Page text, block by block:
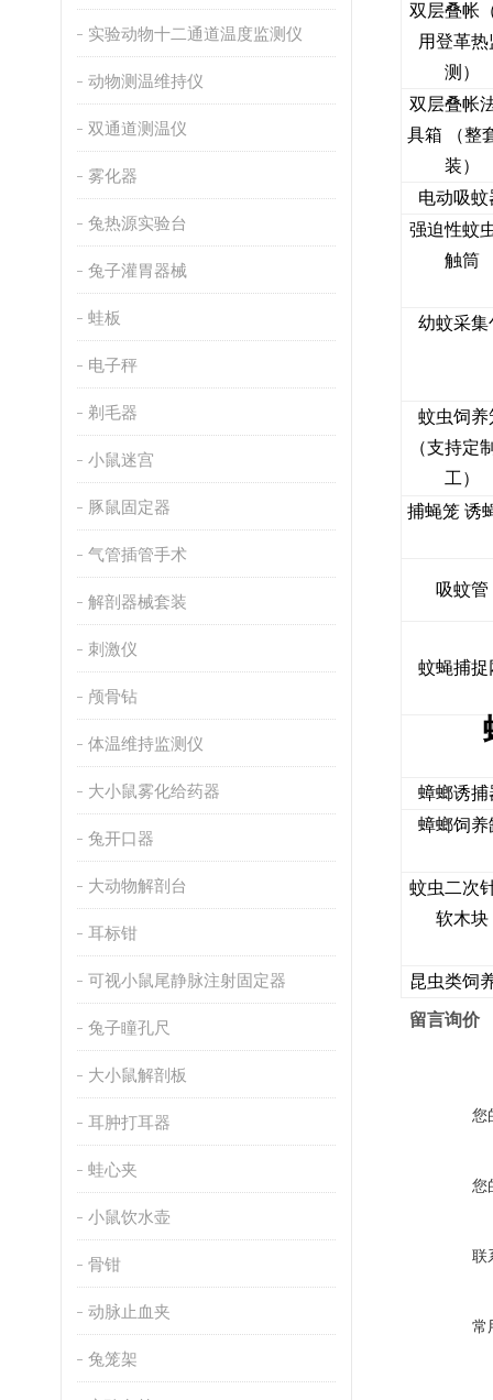
实验动物十二通道温度监测仪
动物测温维持仪
双通道测温仪
雾化器
兔热源实验台
兔子灌胃器械
蛙板
电子秤
剃毛器
小鼠迷宫
豚鼠固定器
气管插管手术
解剖器械套装
刺激仪
颅骨钻
体温维持监测仪
大小鼠雾化给药器
兔开口器
大动物解剖台
耳标钳
可视小鼠尾静脉注射固定器
兔子瞳孔尺
大小鼠解剖板
耳肿打耳器
蛙心夹
小鼠饮水壶
骨钳
动脉止血夹
兔笼架
双层叠帐
用登革热
测）
双层叠帐
具箱 （整
装）
电动吸蚊
强迫性蚊
触筒
幼蚊采集
蚊虫饲养
（支持定
工）
捕蝇笼 诱
吸蚊管
蚊蝇捕捉
蟑螂诱捕
蟑螂饲养
蚊虫二次
软木块
昆虫类饲
留言询价
您
您
联
常